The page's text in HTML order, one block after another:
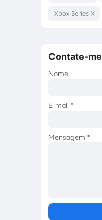
Xbox Series X
Contate-me
Nome
E-mail *
Mensagem *